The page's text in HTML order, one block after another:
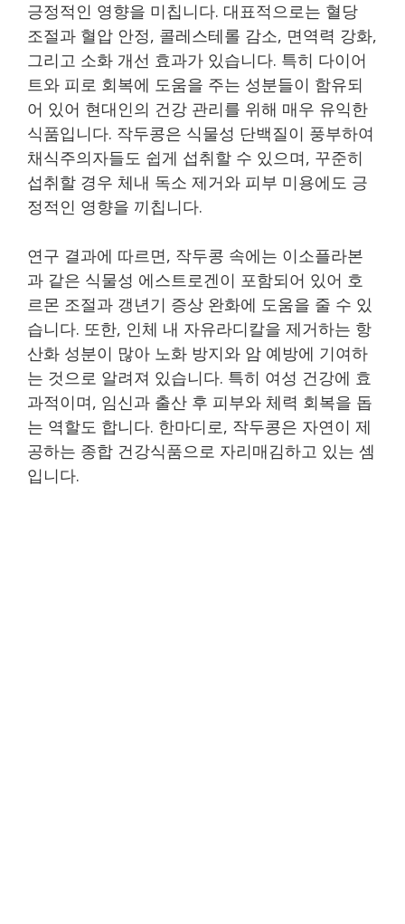
긍정적인 영향을 미칩니다. 대표적으로는 혈당
조절과 혈압 안정, 콜레스테롤 감소, 면역력 강화,
그리고 소화 개선 효과가 있습니다. 특히 다이어
트와 피로 회복에 도움을 주는 성분들이 함유되
어 있어 현대인의 건강 관리를 위해 매우 유익한
식품입니다. 작두콩은 식물성 단백질이 풍부하여
채식주의자들도 쉽게 섭취할 수 있으며, 꾸준히
섭취할 경우 체내 독소 제거와 피부 미용에도 긍
정적인 영향을 끼칩니다.
연구 결과에 따르면, 작두콩 속에는 이소플라본
과 같은 식물성 에스트로겐이 포함되어 있어 호
르몬 조절과 갱년기 증상 완화에 도움을 줄 수 있
습니다. 또한, 인체 내 자유라디칼을 제거하는 항
산화 성분이 많아 노화 방지와 암 예방에 기여하
는 것으로 알려져 있습니다. 특히 여성 건강에 효
과적이며, 임신과 출산 후 피부와 체력 회복을 돕
는 역할도 합니다. 한마디로, 작두콩은 자연이 제
공하는 종합 건강식품으로 자리매김하고 있는 셈
입니다.